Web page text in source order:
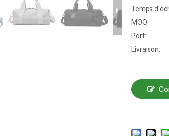
Temps
MOQ:
Port:
Livraison: